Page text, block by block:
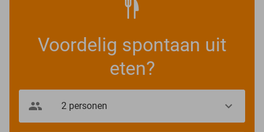
Voordelig spontaan uit
eten?